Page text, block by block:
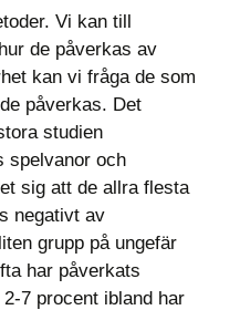
Vi kan till
de påverkas av
kan vi fråga de som
påverkas. Det
studien
spelvanor och
sig att de allra flesta
negativt av
grupp på ungefär
har påverkats
7 procent ibland har